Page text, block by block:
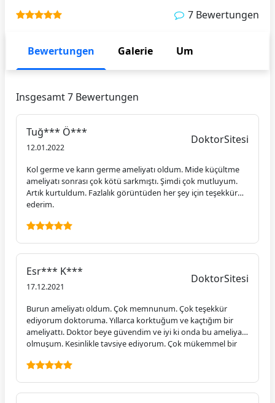
7 Bewertungen
Bewertungen Galerie Um
Insgesamt 7 Bewertungen
Tuğ*** Ö***
12.01.2022
DoktorSitesi
Kol germe ve karın germe ameliyatı oldum. Mide küçültme
ameliyatı sonrası çok kötü sarkmıştı. Şimdi çok mutluyum.
Artık kurtuldum. Fazlalık görüntüden her şey için teşekkür
ederim.
Esr*** K***
17.12.2021
DoktorSitesi
Burun ameliyatı oldum. Çok memnunum. Çok teşekkür
ediyorum doktoruma. Yıllarca korktuğum ve kaçtığım bir
ameliyattı. Doktor beye güvendim ve iyi ki onda bu ameliyatı
olmuşum. Kesinlikle tavsiye ediyorum. Çok mükemmel bir